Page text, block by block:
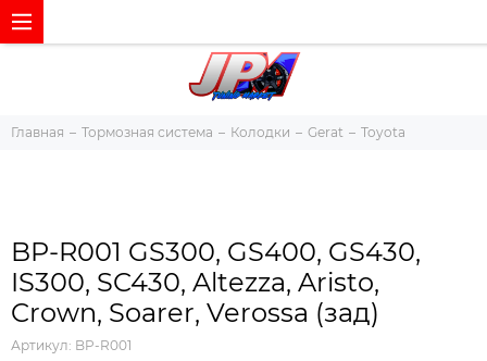
Главная Тормозная система Колодки Gerat Toyota
BP-R001 GS300, GS400, GS430,
IS300, SC430, Altezza, Aristo,
Crown, Soarer, Verossa (зад)
Артикул: BP-R001